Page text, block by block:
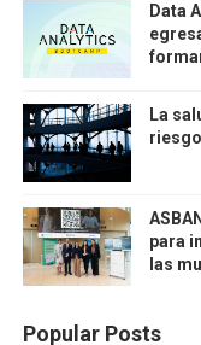
Data
La
para
las
Popular Posts